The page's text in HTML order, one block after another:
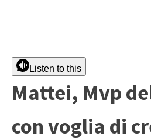
Listen to this
Mattei, Mvp
con voglia di